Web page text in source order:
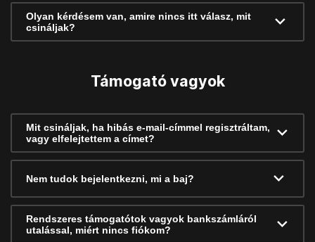
Olyan kérdésem van, amire nincs itt válasz, mit
csináljak?
Támogató vagyok
Mit csináljak, ha hibás e-mail-címmel regisztráltam,
vagy elfelejtettem a címet?
Nem tudok bejelentkezni, mi a baj?
Rendszeres támogatótok vagyok bankszámláról
utalással, miért nincs fiókom?